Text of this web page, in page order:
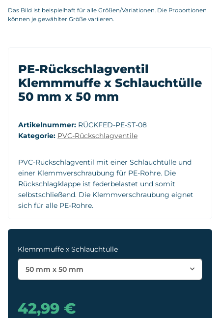
Das Bild ist beispielhaft für alle Größen/Variationen. Die Proportionen
können je gewählter Größe variieren.
PE-Rückschlagventil
Klemmmuffe x Schlauchtülle
50 mm x 50 mm
Artikelnummer: RÜCKFED-PE-ST-08
Kategorie: PVC-Rückschlagventile
PVC-Rückschlagventil mit einer Schlauchtülle und
einer Klemmverschraubung für PE-Rohre. Die
Rückschlagklappe ist federbelastet und somit
selbstschließend. Die Klemmverschraubung eignet
sich für alle PE-Rohre.
Klemmmuffe x Schlauchtülle
50 mm x 50 mm
42,99 €